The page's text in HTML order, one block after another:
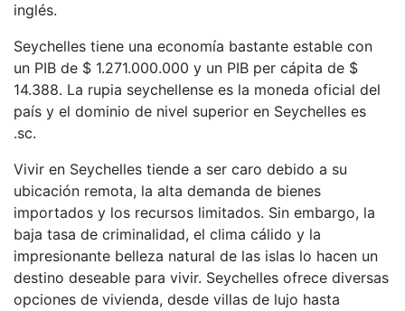
inglés.
Seychelles tiene una economía bastante estable con
un PIB de $ 1.271.000.000 y un PIB per cápita de $
14.388. La rupia seychellense es la moneda oficial del
país y el dominio de nivel superior en Seychelles es
.sc.
Vivir en Seychelles tiende a ser caro debido a su
ubicación remota, la alta demanda de bienes
importados y los recursos limitados. Sin embargo, la
baja tasa de criminalidad, el clima cálido y la
impresionante belleza natural de las islas lo hacen un
destino deseable para vivir. Seychelles ofrece diversas
opciones de vivienda, desde villas de lujo hasta